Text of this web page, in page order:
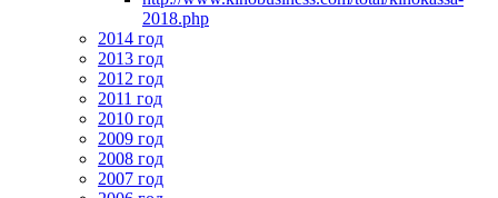
2018.php
2014 год
2013 год
2012 год
2011 год
2010 год
2009 год
2008 год
2007 год